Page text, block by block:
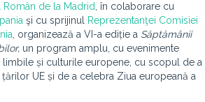
Român de la Madrid , în colaborare cu
şi cu sprijinul
Reprezentanţei Comisiei
, organizează a VI-a ediție a Săptămânii
un program amplu, cu evenimente
și culturile europene, cu scopul de a
UE și de a celebra Ziua europeană a